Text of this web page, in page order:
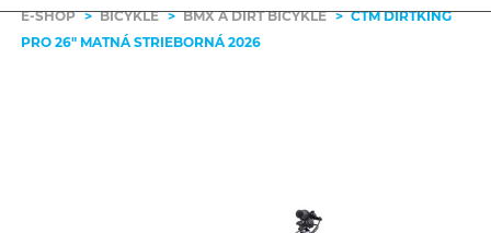
E-SHOP > BICYKLE > BMX A DIRT BICYKLE > CTM DIRTKING
PRO 26" MATNÁ STRIEBORNÁ 2026